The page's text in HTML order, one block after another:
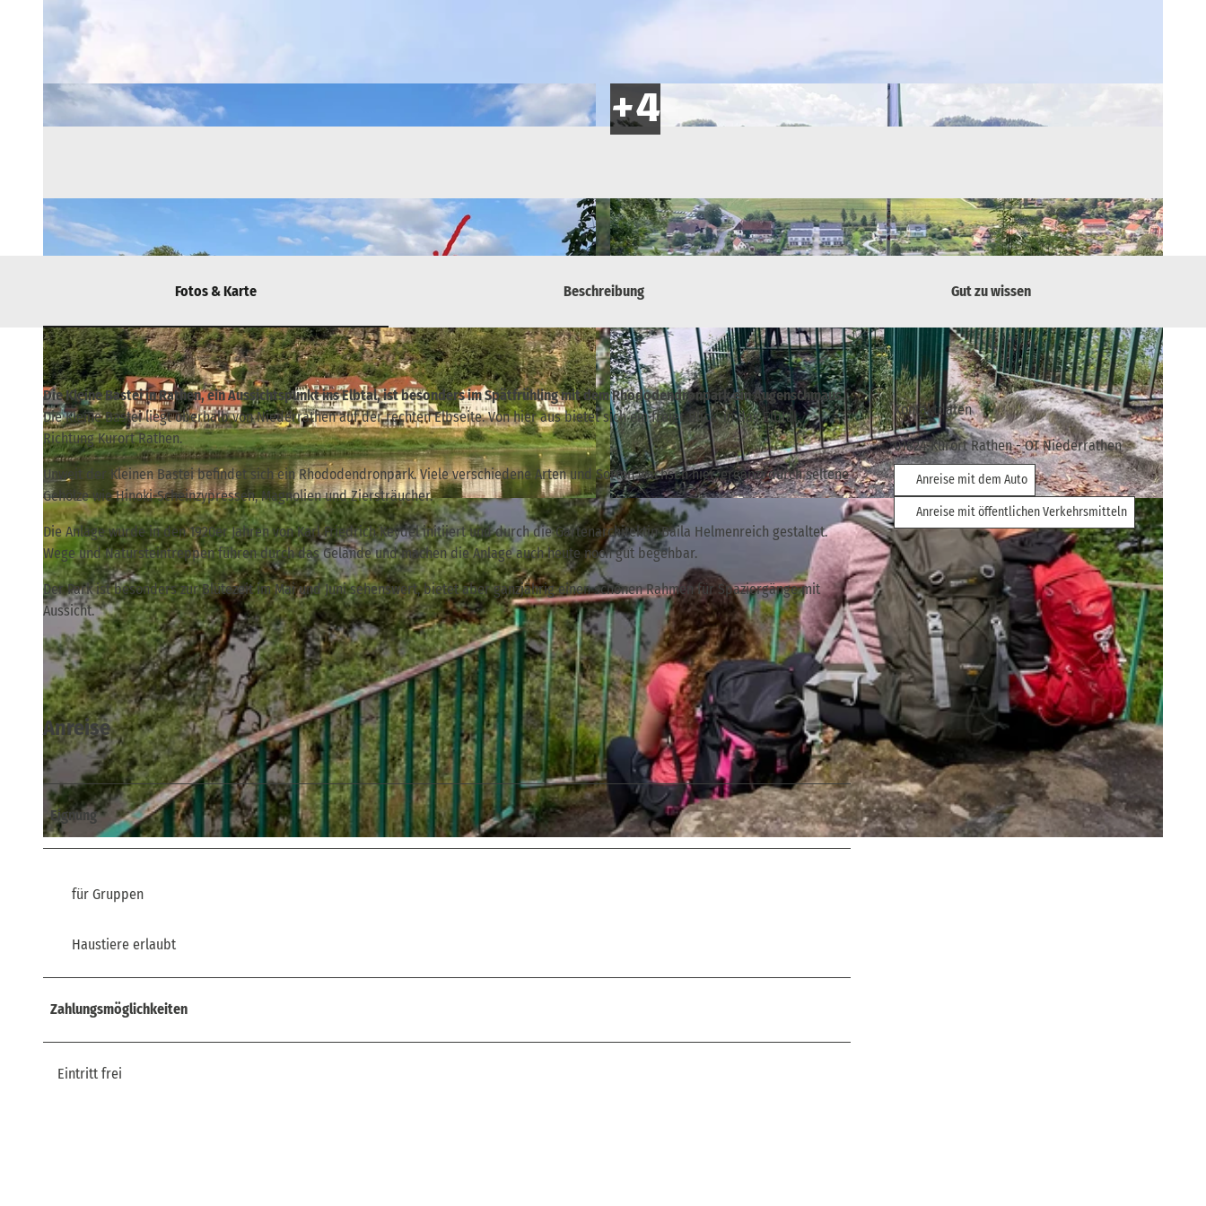
© TVSSW, Peggy Nestler |CC-BY © via www.saechsische-schweiz.de CC-BY
Fotos & Karte Beschreibung Gut zu wissen
Die Kleine Bastei in Rathen, ein Aussichtspunkt ins Elbtal, ist besonders im Spätfrühling mit dem Rhododendronpark ein Augenschmaus.
Die Kleine Bastei liegt oberhalb von Niederrathen auf der rechten Elbseite. Von hier aus bietet sich ein freier Blick in das Elbtal,
Richtung Kurort Rathen.
Unweit der Kleinen Bastei befindet sich ein Rhododendronpark. Viele verschiedene Arten und Sorten wachsen hier, ergänzt durch seltene
Gehölze wie Hinoki-Scheinzypressen, Magnolien und Ziersträucher.
Die Anlage wurde in den 1920er Jahren von Karl Friedrich Keydel initiiert und durch die Gartenarchitektin Baila Helmenreich gestaltet.
Wege und Natursteintreppen führen durch das Gelände und machen die Anlage auch heute noch gut begehbar.
Der Park ist besonders zur Blütezeit im Mai und Juni sehenswert, bietet aber ganzjährig einen schönen Rahmen für Spaziergänge mit
Aussicht.
Anreise
Eignung
für Gruppen
Haustiere erlaubt
Zahlungsmöglichkeiten
Eintritt frei
Kontaktdaten
01824Kurort Rathen- OT Niederrathen
Anreise mit dem Auto
Anreise mit öffentlichen Verkehrsmitteln